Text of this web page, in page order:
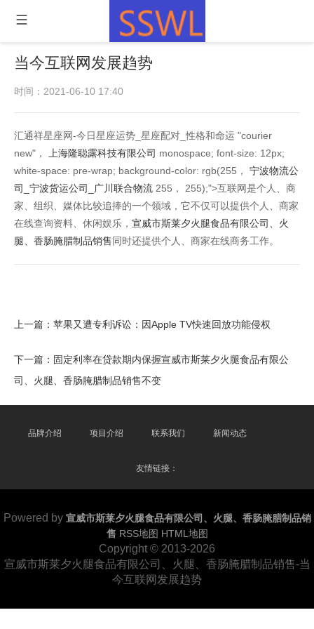
当今互联网发展趋势
时间：2021-06-10 17:40
汇通祥星座网-今日星座运势_星座配对_性格和命运 "courier
new"，
上海隆聪露科技有限公司 monospace; font-size: 12px;
white-space: pre-wrap; background-color: rgb(255， 宁波物流公
司_宁波货运公司_广川联合物流 255， 255);">互联网是个人、商
家、组织、媒体比较追捧的一个领域，它不仅可以提供个人、商家
在线查询资料、休闲娱乐， 宣威市斯莱夕火腿食品有限公司、火
腿、香肠腌腊制品销售同时还提供个人、商家在线商务工作。
上一篇： 苹果又遭专利诉讼：因Apple TV快速回放功能侵权
下一篇： 固定利率在贷款期内保握宣威市斯莱夕火腿食品有限公
司、火腿、香肠腌腊制品销售不变
品牌介绍 项目介绍 联系我们 新闻动态
友情链接：
Powered by 宣威市斯莱夕火腿食品有限公司、火腿、香肠腌腊制品销
售 RSS地图 HTML地图
Copyright © 2013-2026
宣威市斯莱夕火腿食品有限公司、火腿、香肠腌腊制品销售-当
今互联网发展趋势